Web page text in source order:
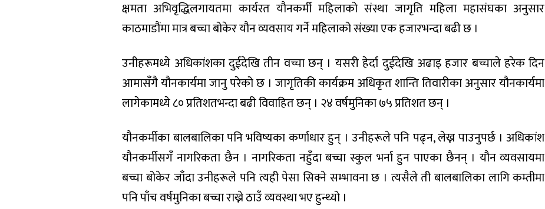
क्षमता अभिवृद्धिलगायतमा कार्यरत यौनकर्मी महिलाको संस्था जागृति महिला महासंघका अनुसार
काठमाडौंमा मात्र बच्चा बोकेर यौन व्यवसाय गर्ने महिलाको संख्या एक हजारभन्दा बढी छ ।
उनीहरूमध्ये अधिकांशका दुईदेखि तीन वच्चा छन् । यसरी हेर्दा दुईदेखि अढाइ हजार बच्चाले हरेक दिन
आमासँगै यौनकार्यमा जानु परेको छ । जागृतिकी कार्यक्रम अधिकृत शान्ति तिवारीका अनुसार यौनकार्यमा
लागेकामध्ये ८० प्रतिशतभन्दा बढी विवाहित छन् । २४ वर्षमुनिका ७५ प्रतिशत छन् ।
यौनकर्मीका बालबालिका पनि भविष्यका कर्णाधार हुन् । उनीहरूले पनि पढ्न, लेख्न पाउनुपर्छ । अधिकांश
यौनकर्मीसगँ नागरिकता छैन । नागरिकता नहुँदा बच्चा स्कुल भर्ना हुन पाएका छैनन् । यौन व्यवसायमा
बच्चा बोकेर जाँदा उनीहरूले पनि त्यही पेसा सिक्ने सम्भावना छ । त्यसैले ती बालबालिका लागि कम्तीमा
पनि पाँच वर्षमुनिका बच्चा राख्ने ठाउँ व्यवस्था भए हुन्थ्यो ।